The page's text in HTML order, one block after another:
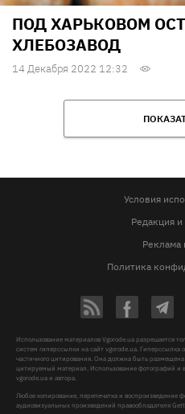
ПОД ХАРЬКОВОМ
ХЛЕБОЗАВОД
14 Декабря 2022 12:32
Условия
Редакция
Реклама
Политика
Использование материалов Vgorode.ua разрешается
систем гиперссылки на сайт vgorode.ua. Гиперссылка
частичного цитирования. Она должна быть
цитируемый материал. Использование фотографий и
vgorode.ua и автора.
Любое копирование, перепечатка и воспроизведение
аудиовизуальных произведений правообладателя